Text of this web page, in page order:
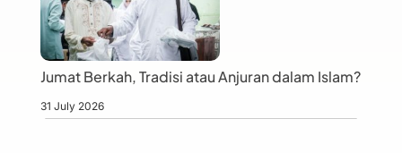
Jumat Berkah, Tradisi atau Anjuran dalam Islam?
31 July 2026